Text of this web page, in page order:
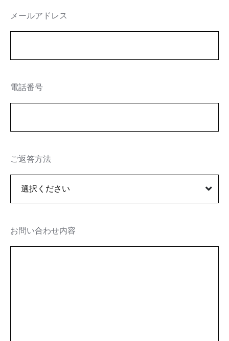
メールアドレス
電話番号
ご返答方法
お問い合わせ内容